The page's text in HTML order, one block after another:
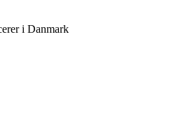
i Danmark